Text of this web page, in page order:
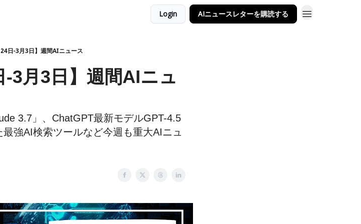
Login AIニュースレターを購読する
24日-3月3日】週間AIニュース
-3月3日】週間AIニュ
3.7」、ChatGPT最新モデルGPT-4.5
強AI検索ツールなど今週も重大AIニュ